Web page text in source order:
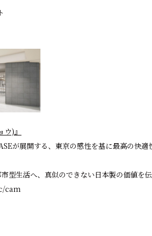
)』
が展開する、東京の感性を基に最高の快
型生活へ、真似のできない日本製の価値を伝
cam